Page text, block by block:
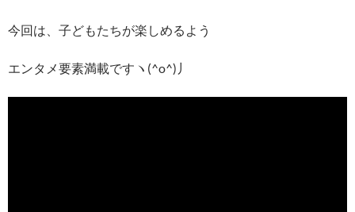
今回は、子どもたちが楽しめるよう
エンタメ要素満載ですヽ(^o^)丿